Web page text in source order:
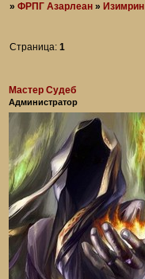
»ФРПГ Азарлеан » Изимрин
Страница:1
Мастер Судеб
Администратор